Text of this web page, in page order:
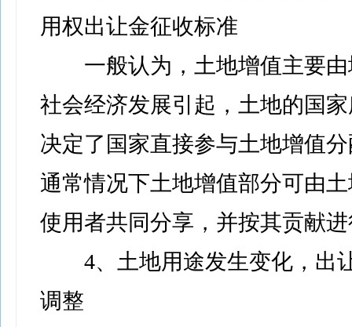
用权出让金征收标准
一般认为，土地增值主要由
社会经济发展引起，土地的国
决定了国家直接参与土地增值
通常情况下土地增值部分可由
使用者共同分享，并按其贡献
4、土地用途发生变化，出
调整